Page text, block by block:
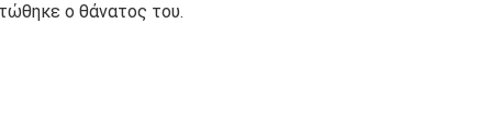
ο θάνατος του.